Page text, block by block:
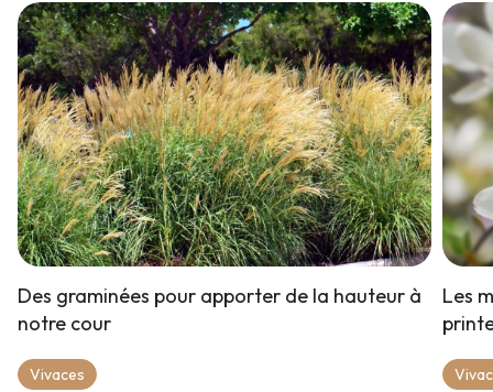
Des graminées pour apporter de la hauteur à
notre cour
Vivaces
Les